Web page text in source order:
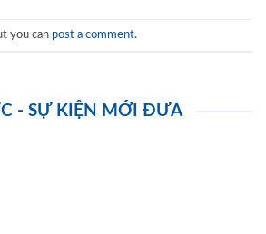
you can post a comment.
- SỰ KIỆN MỚI ĐƯA